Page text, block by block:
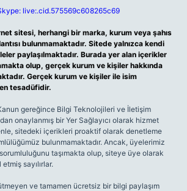
live:.cid.575569c608265c69
sitesi, herhangi bir marka, kurum veya şahıs
bulunmamaktadır. Sitede yalnızca kendi
paylaşılmaktadır. Burada yer alan içerikler
olup, gerçek kurum ve kişiler hakkında
Gerçek kurum ve kişiler ile isim
tesadüfidir.
gereğince Bilgi Teknolojileri ve İletişim
onaylanmış bir Yer Sağlayıcı olarak hizmet
sitedeki içerikleri proaktif olarak denetleme
bulunmamaktadır. Ancak, üyelerimiz
taşımakta olup, siteye üye olarak
sayılırlar.
ve tamamen ücretsiz bir bilgi paylaşım